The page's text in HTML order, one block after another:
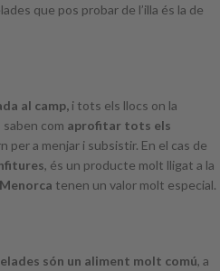
que pos probar de l’illa és la de
al camp, i tots els llocs on la
com aprofitar tots els
per a menjar i subsistir. En el cas de
, és un producte molt lligat a la
Menorca tenen un valor molt especial.
són un aliment molt comú, a